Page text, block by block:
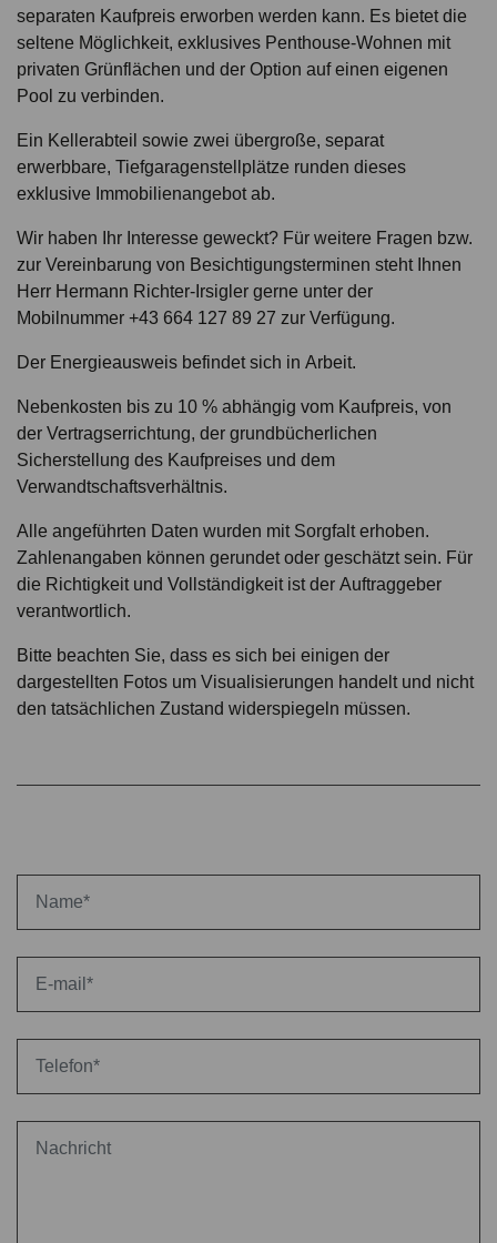
separaten Kaufpreis erworben werden kann. Es bietet die
seltene Möglichkeit, exklusives Penthouse-Wohnen mit
privaten Grünflächen und der Option auf einen eigenen
Pool zu verbinden.
Ein Kellerabteil sowie zwei übergroße, separat
erwerbbare, Tiefgaragenstellplätze runden dieses
exklusive Immobilienangebot ab.
Wir haben Ihr Interesse geweckt? Für weitere Fragen bzw.
zur Vereinbarung von Besichtigungsterminen steht Ihnen
Herr Hermann Richter-Irsigler gerne unter der
Mobilnummer +43 664 127 89 27 zur Verfügung.
Der Energieausweis befindet sich in Arbeit.
Nebenkosten bis zu 10 % abhängig vom Kaufpreis, von
der Vertragserrichtung, der grundbücherlichen
Sicherstellung des Kaufpreises und dem
Verwandtschaftsverhältnis.
Alle angeführten Daten wurden mit Sorgfalt erhoben.
Zahlenangaben können gerundet oder geschätzt sein. Für
die Richtigkeit und Vollständigkeit ist der Auftraggeber
verantwortlich.
Bitte beachten Sie, dass es sich bei einigen der
dargestellten Fotos um Visualisierungen handelt und nicht
den tatsächlichen Zustand widerspiegeln müssen.